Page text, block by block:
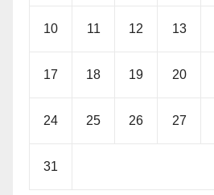
10 11 12 13
17 18 19 20
24 25 26 27
31